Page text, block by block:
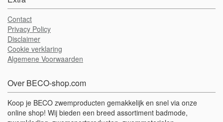
Contact
Privacy Policy
Disclaimer
Cookie verklaring
Algemene Voorwaarden
Over BECO-shop.com
Koop je BECO zwemproducten gemakkelijk en snel via onze
online shop! Wij bieden een breed assortiment badmode,